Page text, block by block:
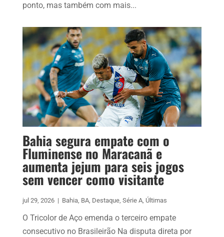
ponto, mas também com mais...
Bahia segura empate com o
Fluminense no Maracanã e
aumenta jejum para seis jogos
sem vencer como visitante
jul 29, 2026 | Bahia, BA, Destaque, Série A, Últimas
O Tricolor de Aço emenda o terceiro empate
consecutivo no Brasileirão Na disputa direta por